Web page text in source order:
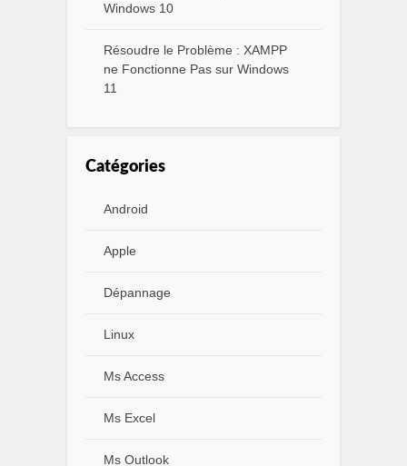
Windows 10
Résoudre le Problème : XAMPP
ne Fonctionne Pas sur Windows
11
Catégories
Android
Apple
Dépannage
Linux
Ms Access
Ms Excel
Ms Outlook